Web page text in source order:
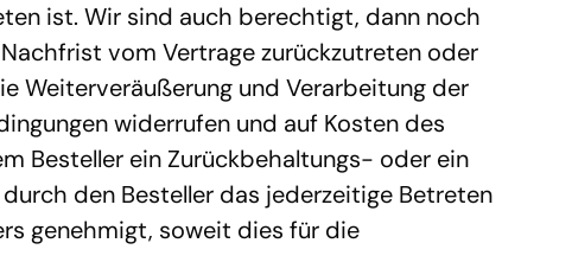
ist. Wir sind auch berechtigt, dann noch
vom Vertrage zurückzutreten oder
Weiterveräußerung und Verarbeitung der
widerrufen und auf Kosten des
Besteller ein Zurückbehaltungs- oder ein
den Besteller das jederzeitige Betreten
genehmigt, soweit dies für die